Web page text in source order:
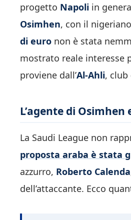
progetto Napoli in
Osimhen, con il
di euro non è stata
mostrato reale interesse
proviene dall’Al-Ahli, club
L’agente di
La Saudi League non
proposta araba è stata
azzurro, Roberto Calenda
dell’attaccante. Ecco